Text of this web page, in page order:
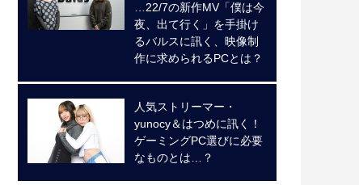
…22/7の新作MV「僕は今
夜、出て行く」を手掛け
るバルスに訊く、映像制
作に求められるPCとは？
人気ストリーマー・
yunocy＆はつめに訊く！
ゲーミングPC選びに必要
なものとは…？